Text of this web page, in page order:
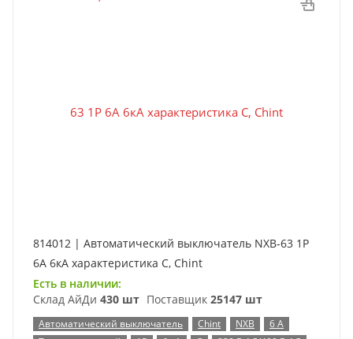
814012 | Автоматический выключатель NXB-63 1P
6А 6кА характеристика C, Chint
Есть в наличии:
Склад АйДи 430 шт Поставщик 25147 шт
Автоматический выключатель Chint NXB
6 А